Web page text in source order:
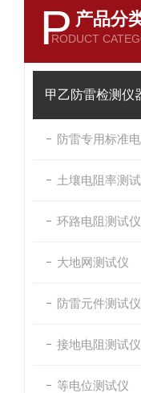
P 产品分
RODUCT
甲乙防雷检测仪
防雷专用标准
土壤电阻率测
环路电阻测试仪
大地网测试仪
防雷元件测试仪
接地电阻测试仪
等电位测试仪